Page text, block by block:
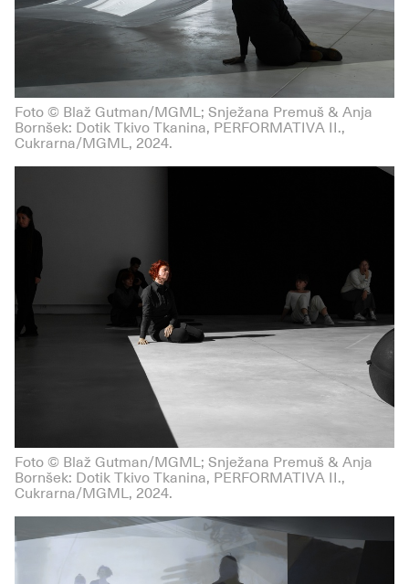
Foto © Blaž Gutman/MGML; Snježana Premuš & Anja
Bornšek: Dotik Tkivo Tkanina, PERFORMATIVA II.,
Cukrarna/MGML, 2024.
Foto © Blaž Gutman/MGML; Snježana Premuš & Anja
Bornšek: Dotik Tkivo Tkanina, PERFORMATIVA II.,
Cukrarna/MGML, 2024.